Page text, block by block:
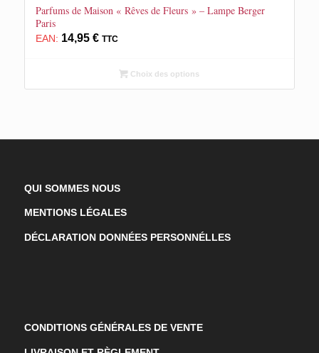
Parfums de Maison « Rêves de Fleurs » – Lampe Berger
Paris
EAN: 14,95 € TTC
Choix des options
QUI SOMMES NOUS
MENTIONS LÉGALES
DÉCLARATION DONNÉES PERSONNÉLLES
CONDITIONS GÉNÉRALES DE VENTE